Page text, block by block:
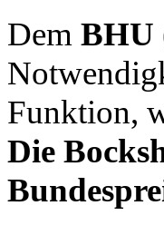
Dem BHU
Funktion,
Die